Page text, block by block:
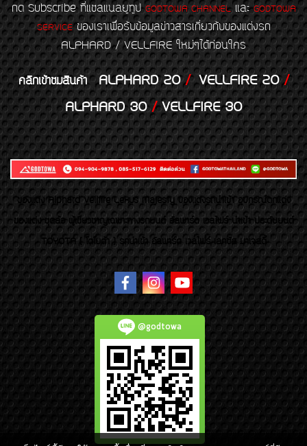
กด Subscribe ที่แชลแนลยูทูป GODTOWA CHANNELและGODTOWA
SERVICEของเราเพื่อรับข้อมูลข่าวสารเกี่ยวกับของแต่งรถ
ALPHARD / VELLFIRE ใหม่ๆได้ก่อนใคร
คลิกเข้าชมสินค้า ALPHARD 20/VELLFIRE 20/
ALPHARD 30/VELLFIRE 30
ของเเต่ง Alphard Vellfire Lexus Majesty ของเเต่งรถนำเข้า อุปกรณ์ตกแต่ง
ของแต่ง ชุดล้อ ผู้เชี่ยวชาญเฉพาะทางรถยนต์ อัลพาร์ด เวลไฟร์ นำเข้า ประดับยนต์
TOYOTA ( โตโยต้า ) รถนำเข้า อัลพาร์ด เวลไฟร์ เลกซัส มาเจสตี้
@godtowa